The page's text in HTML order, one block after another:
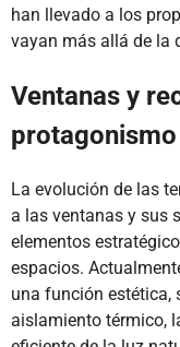
han llevado a los
vayan más allá de la
Ventanas y
La evolución de las
a las ventanas y sus
elementos
espacios.
una función estética,
aislamiento térmico,